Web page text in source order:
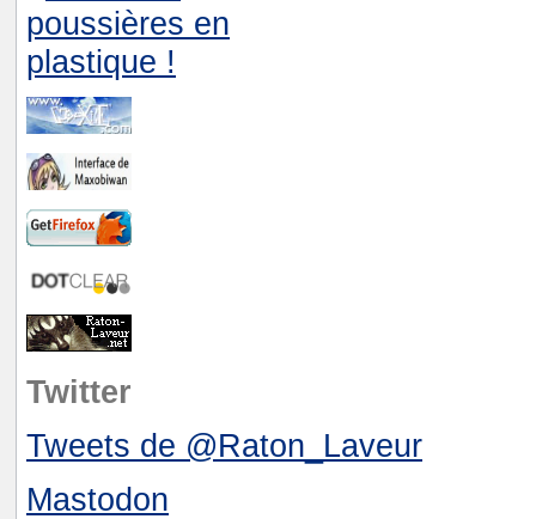
Twitter
Tweets de @Raton_Laveur
Mastodon